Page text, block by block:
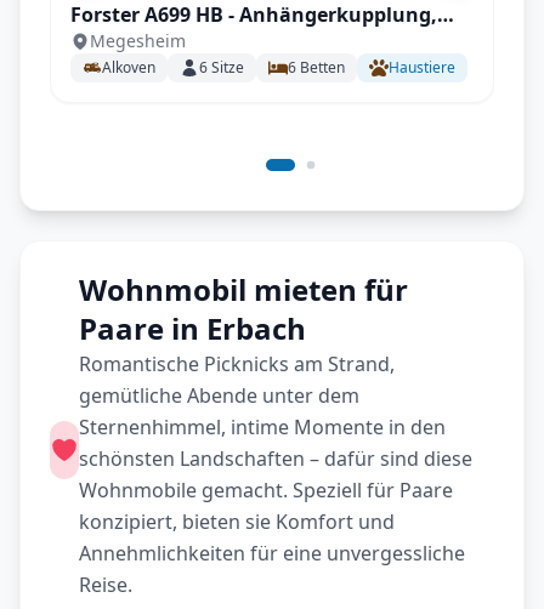
Forster A699 HB - Anhängerkupplung,
Markise, Fahrradträger,
Fahrerhausverdunklung uvm.
Megesheim
Alkoven 6Sitze 6 Betten Haustiere
Wohnmobil mieten für
Paare in Erbach
Romantische Picknicks am Strand,
gemütliche Abende unter dem
Sternenhimmel, intime Momente in den
schönsten Landschaften – dafür sind diese
Wohnmobile gemacht. Speziell für Paare
konzipiert, bieten sie Komfort und
Annehmlichkeiten für eine unvergessliche
Reise.